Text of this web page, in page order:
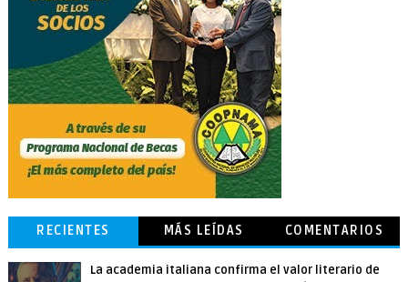
RECIENTES MÁS LEÍDAS COMENTARIOS
La academia italiana confirma el valor literario de